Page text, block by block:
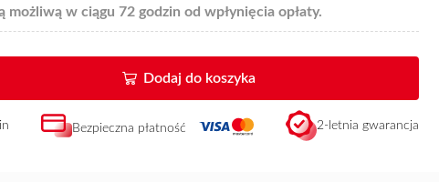
możliwą w ciągu 72 godzin od wpłynięcia opłaty.
Dodaj do koszyka
Bezpieczna płatność 2-letnia gwarancja